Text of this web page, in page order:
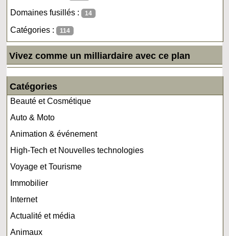
Domaines fusillés : 14
Catégories : 114
Vivez comme un milliardaire avec ce plan
Catégories
Beauté et Cosmétique
Auto & Moto
Animation & événement
High-Tech et Nouvelles technologies
Voyage et Tourisme
Immobilier
Internet
Actualité et média
Animaux